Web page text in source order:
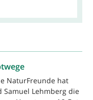
NaturFreunde hat
Samuel Lehmberg die